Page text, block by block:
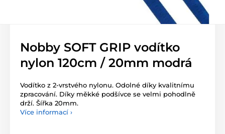
Nobby SOFT GRIP vodítko
nylon 120cm / 20mm modrá
Vodítko z 2-vrstvého nylonu. Odolné díky kvalitnímu
zpracování. Díky měkké podšívce se velmi pohodlně
drží. Šířka 20mm.
Více informací ›